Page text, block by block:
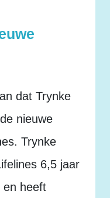
dat Trynke
nieuwe
Trynke
6,5 jaar
en heeft